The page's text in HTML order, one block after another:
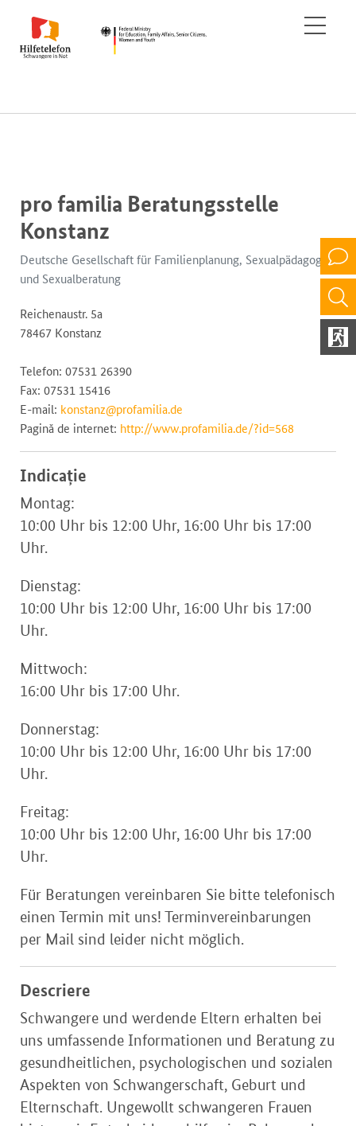
pro familia Beratungsstelle
Konstanz
Deutsche Gesellschaft für Familienplanung, Sexualpädagogik
und Sexualberatung
Reichenaustr. 5a
78467 Konstanz
Telefon: 07531 26390
Fax: 07531 15416
E-mail: konstanz@profamilia.de
Pagină de internet: http://www.profamilia.de/?id=568
Indicație
Montag:
10:00 Uhr bis 12:00 Uhr, 16:00 Uhr bis 17:00
Uhr.
Dienstag:
10:00 Uhr bis 12:00 Uhr, 16:00 Uhr bis 17:00
Uhr.
Mittwoch:
16:00 Uhr bis 17:00 Uhr.
Donnerstag:
10:00 Uhr bis 12:00 Uhr, 16:00 Uhr bis 17:00
Uhr.
Freitag:
10:00 Uhr bis 12:00 Uhr, 16:00 Uhr bis 17:00
Uhr.
Für Beratungen vereinbaren Sie bitte telefonisch
einen Termin mit uns! Terminvereinbarungen
per Mail sind leider nicht möglich.
Descriere
Schwangere und werdende Eltern erhalten bei
uns umfassende Informationen und Beratung zu
gesundheitlichen, psychologischen und sozialen
Aspekten von Schwangerschaft, Geburt und
Elternschaft. Ungewollt schwangeren Frauen